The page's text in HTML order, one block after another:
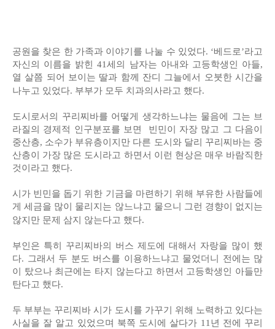
공원을 찾은 한 가족과 이야기를 나눌 수 있었다. ‘베드로’라고
자신의 이름을 밝힌 41세의 남자는 아내와 고등학생인 아들,
열 살쯤 되어 보이는 딸과 함께 잔디 그늘에서 오붓한 시간을
나누고 있었다. 부부가 모두 치과의사라고 했다.
도시로서의 꾸리찌바를 어떻게 생각하느냐는 물음에 그는 브
라질의 경제적 인구분포를 보면 빈민이 자장 많고 그 다음이
중산층, 소수가 부유층이지만 다른 도시와 달리 꾸리찌바는 중
산층이 가장 많은 도시라고 하면서 이런 현상은 매우 바람직한
것이라고 했다.
시가 빈민을 돕기 위한 기금을 마련하기 위해 부유한 사람들에
게 세금을 많이 물리지는 않느냐고 물으니 그런 경향이 없지는
않지만 문제 삼지 않는다고 했다.
부인은 특히 꾸리찌바의 버스 제도에 대해서 자랑을 많이 했
다. 그래서 두 분도 버스를 이용하느냐고 물었더니 전에는 많
이 탔으나 최근에는 타지 않는다고 하면서 고등학생인 아들만
탄다고 했다.
두 부부는 꾸리찌바 시가 도시를 가꾸기 위해 노력하고 있다는
사실을 잘 알고 있었으며 북쪽 도시에 살다가 11년 전에 꾸리